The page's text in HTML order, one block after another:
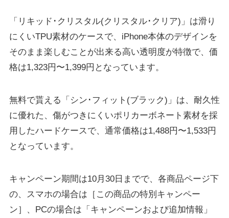
「リキッド･クリスタル(クリスタル･クリア)」は滑り
にくいTPU素材のケースで、iPhone本体のデザインを
そのまま楽しむことが出来る高い透明度が特徴で、価
格は1,323円〜1,399円となっています。
無料で貰える「シン･フィット(ブラック)」は、耐久性
に優れた、傷がつきにくいポリカーボネート素材を採
用したハードケースで、通常価格は1,488円〜1,533円
となっています。
キャンペーン期間は10月30日までで、各商品ページ下
の、スマホの場合は［この商品の特別キャンペー
ン］、PCの場合は「キャンペーンおよび追加情報」